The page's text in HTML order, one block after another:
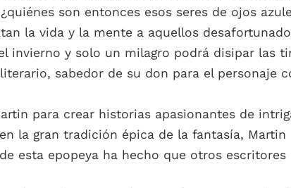
son entonces esos seres de ojos
la vida y la mente a aquellos
invierno y solo un milagro podrá disipar las
sabedor de su don para el personaje
para crear historias apasionantes de
la gran tradición épica de la fantasía,
esta epopeya ha hecho que otros